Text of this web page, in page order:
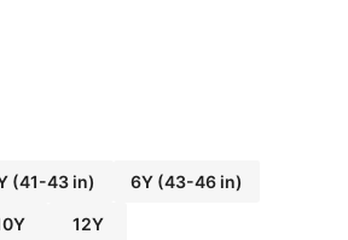
(41-43 in) 6Y(43-46 in)
12Y